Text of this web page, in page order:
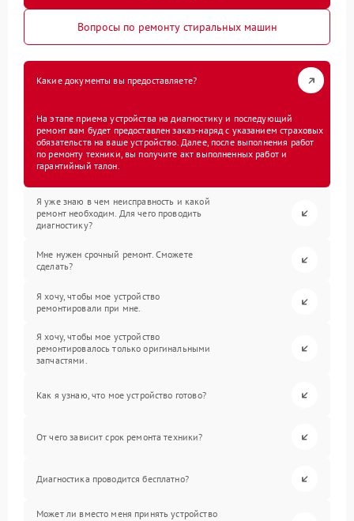
Вопросы по ремонту стиральных машин
Какие документы вы предоставляете?
На этапе приема устройства на диагностику и последующий
ремонт вам будет предоставлен заказ-наряд с указанием страховых
обязательств на ваше устройство. Далее, после выполнения работ
по ремонту техники, вы получите акт выполненных работ и
гарантийный талон.
Я уже знаю в чем неисправность и какой
ремонт необходим. Для чего проводить
диагностику?
Мне нужен срочный ремонт. Сможете
сделать?
Я хочу, чтобы мое устройство
ремонтировали при мне.
Я хочу, чтобы мое устройство
ремонтировалось только оригинальными
запчастями.
Как я узнаю, что мое устройство готово?
От чего зависит срок ремонта техники?
Диагностика проводится бесплатно?
Может ли вместо меня принять устройство